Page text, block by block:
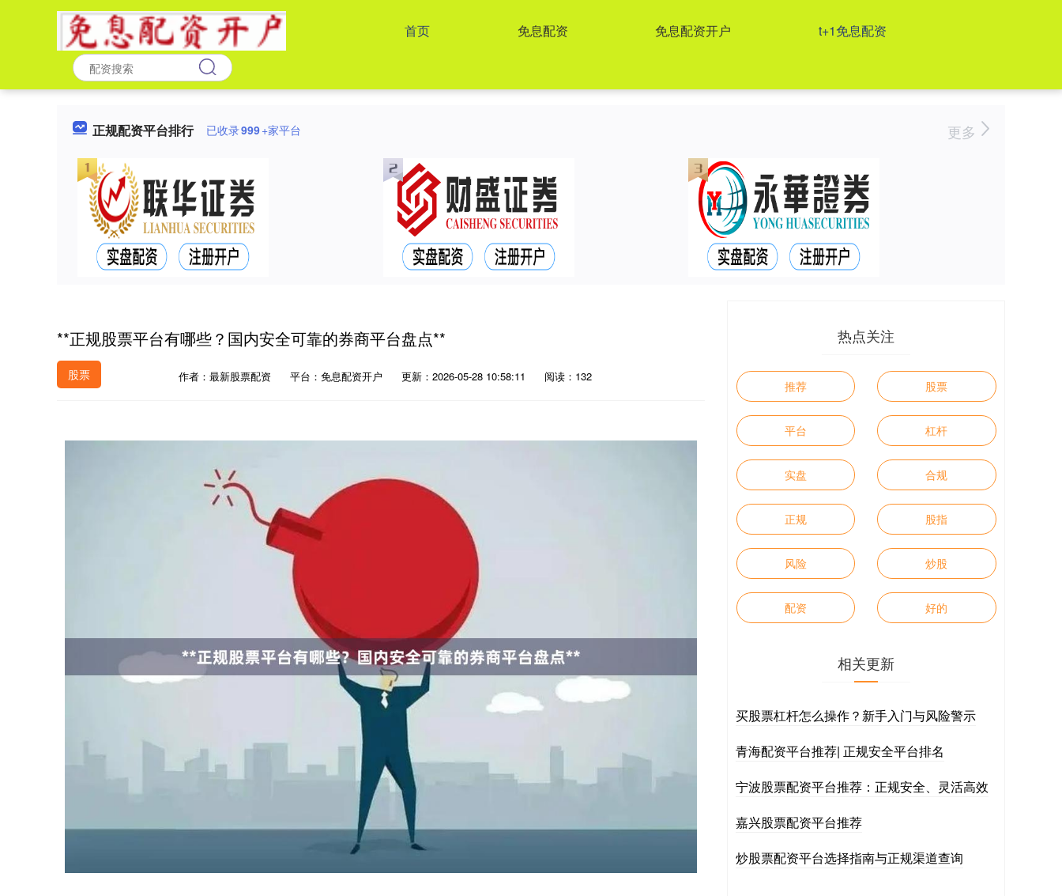
首页 免息配资 免息配资开户 t+1免息配资
正规配资平台排行 已收录999+家平台 更多
**正规股票平台有哪些？国内安全可靠的券商平台盘点**
股票 作者：最新股票配资 平台：免息配资开户 更新：2026-05-28 10:58:11 阅读：132
热点关注
推荐 股票
平台 杠杆
实盘 合规
正规 股指
风险 炒股
配资 好的
相关更新
买股票杠杆怎么操作？新手入门与风险警示
青海配资平台推荐| 正规安全平台排名
宁波股票配资平台推荐：正规安全、灵活高效
嘉兴股票配资平台推荐
炒股票配资平台选择指南与正规渠道查询